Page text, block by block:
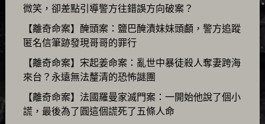
微笑，卻差點引導警方往錯誤方向破案？
【離奇命案】醃頭案：鹽巴醃漬妹妹頭顱，警方追蹤
匿名信筆跡發現哥哥的罪行
【離奇命案】宋起姜命案：亂世中暴徒殺人奪妻跨海
來台？永遠無法釐清的恐怖謎團
【離奇命案】法國羅曼家滅門案：一開始他說了個小
謊，最後為了圓這個謊死了五條人命